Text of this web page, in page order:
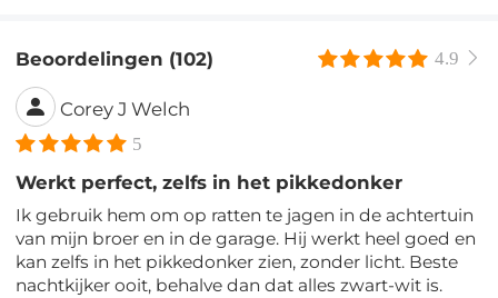
Beoordelingen (102) 4.9
Corey J Welch
5
Werkt perfect, zelfs in het pikkedonker
Ik gebruik hem om op ratten te jagen in de achtertuin
van mijn broer en in de garage. Hij werkt heel goed en
kan zelfs in het pikkedonker zien, zonder licht. Beste
nachtkijker ooit, behalve dan dat alles zwart-wit is.